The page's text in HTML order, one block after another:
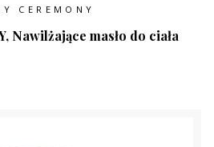
CEREMONY
Nawilżające masło do ciała